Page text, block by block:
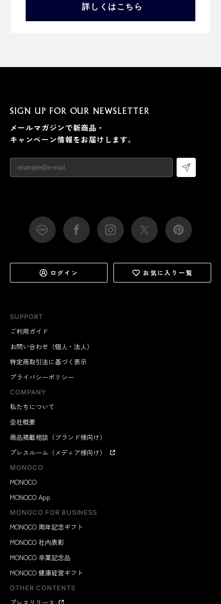
詳しくはこちら
SUPPORT
ご利用ガイド
お問い合わせ（個人・法人）
特定商取引法に基づく表示
プライバシーポリシー
COMPANY
私たちについて
会社概要
商品掲載相談（ブランド様向け）
プレスルーム（メディア様向け）
MONOCO
MONOCO
MONOCO App
MONOCO FOR BUSINESS
MONOCO 周年記念ギフト
MONOCO 社内表彰
MONOCO 卒業記念品
MONOCO 健康経営ギフト
OTHER CONTENTS
SIGN UP FOR OUR NEWSLETTER
メールマガジンで新商品・
キャンペーン情報をお届けします。
ログイン お気に入り一覧